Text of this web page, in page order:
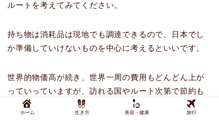
ルートを考えてみてください。
持ち物は消耗品は現地でも調達できるので、日本でし
か準備していけないものを中心に考えるといいです。
世界的物価高が続き、世界一周の費用もどんどん上が
っていっていますが、訪れる国やルート次第で節約も
できます。これからもっと円安が進めばますます行き
ホーム 生き方 美容・健康 旅行